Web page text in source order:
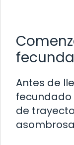
Antes de
de